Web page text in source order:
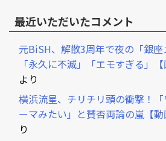
最近いただいたコメント
元BiSH、解散3周年で夜の「銀座
「永久に不滅」「エモすぎる」【
より
横浜流星、チリチリ頭の衝撃！
ーマみたい」と賛否両論の嵐【動
り